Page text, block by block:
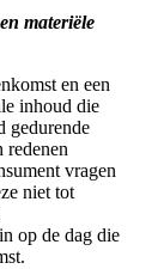
materiële
en een
inhoud die
gedurende
redenen
vragen
niet tot
op de dag die